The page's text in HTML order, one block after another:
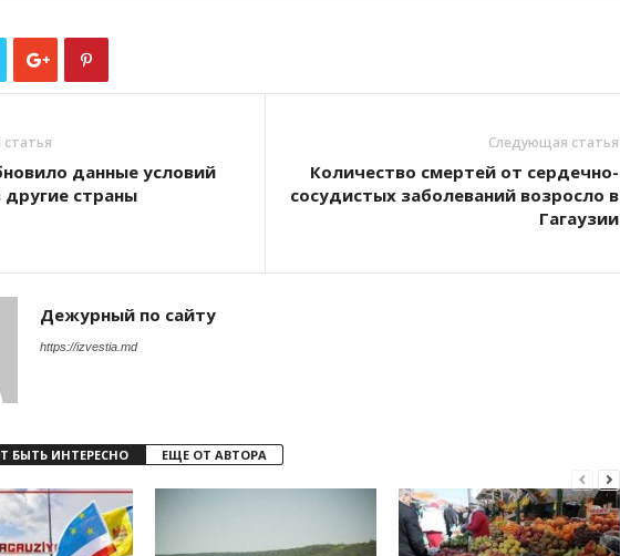
данные условий
другие страны
Следующая статья
Количество смертей от сердечно-
сосудистых заболеваний возросло в
Гагаузии
Дежурный по сайту
https://izvestia.md
БЫТЬ ИНТЕРЕСНО ЕЩЕ ОТ АВТОРА